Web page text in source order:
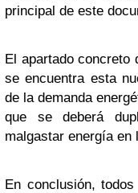
principal de este
El apartado concreto
se encuentra esta
de la demanda
que se deberá
malgastar energía
En conclusión,